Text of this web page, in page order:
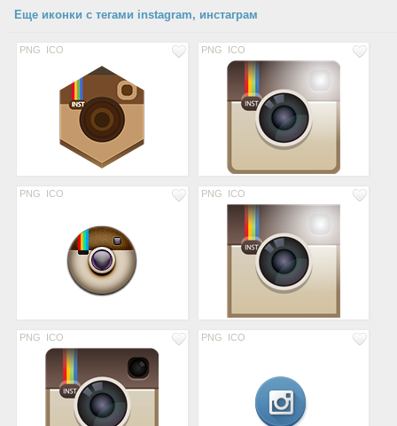
Еще иконки с тегами instagram, инстаграм
PNG ICO PNG ICO
PNG ICO PNG ICO
PNG ICO PNG ICO